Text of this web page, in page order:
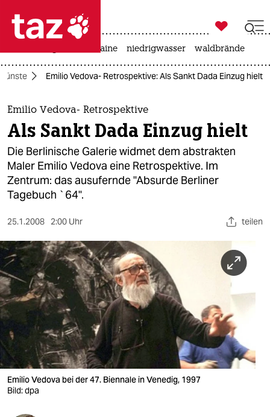
 taz zahl ich
taz zahl ich
themen
politik
öko
gesellschaft
kultur
sport
berlin
nord
wahrheit
verlag
verlag

taz zahl ich
krieg in der ukraine niedrigwasser waldbrände
Künste Emilio Vedova- Retrospektive: Als Sankt Dada Einzug hielt
Emilio Vedova- Retrospektive
Als Sankt Dada Einzug hielt
Die Berlinische Galerie widmet dem abstrakten
Maler Emilio Vedova eine Retrospektive. Im
Zentrum: das ausufernde "Absurde Berliner
Tagebuch `64".
25.1.2008 2:00 Uhr teilen
Emilio Vedova bei der 47. Biennale in Venedig, 1997
Bild: dpa